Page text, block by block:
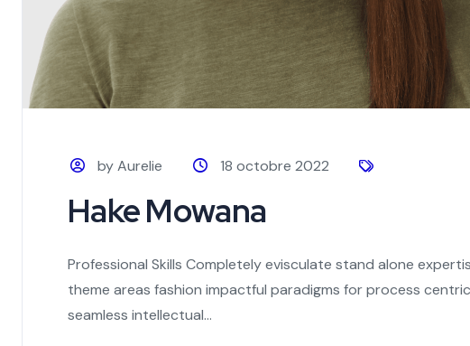
by Aurelie 18 octobre 2022
Hake Mowana
Professional Skills Completely evisculate stand alone
theme areas fashion impactful paradigms for process
seamless intellectual...